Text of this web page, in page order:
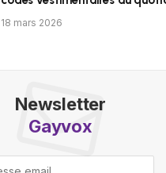
18 mars 2026
Newsletter
Gayvox